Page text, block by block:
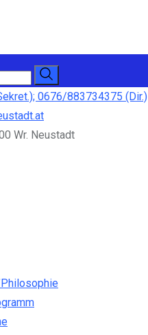
0676/883734375 (Dir.)
Wr. Neustadt